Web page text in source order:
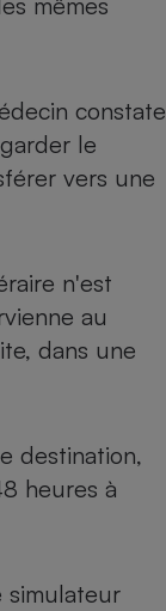
constate
le
vers une
n'est
au
dans une
destination,
heures à